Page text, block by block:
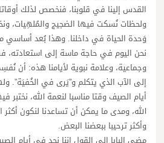
القدس إلينا في قلوبنا، فنخصص لذلك
ولحظات نُسكت فيها الضجيج والمُلهِيات،
وَحدة الحياة في داخلنا. وهذا بُعد أساسي
نحن اليوم في حاجة ماسة إلى
وجماعية، وعلامة نبوية لأيامنا هذه: أن
إلى الآب الذي يتكلم و”يَرى في الخُفيَة”.
أيام الصيف وقتا مناسبا لنعمة الله، نختبر
الله، ومدى ما يمكن أن تساعدنا لنكون
وأكثر ترحيبا ببعضنا البعض.